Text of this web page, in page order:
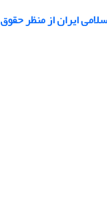
ایران از منظر حقوق